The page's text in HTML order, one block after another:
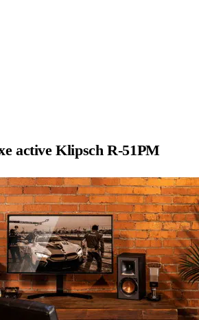
active Klipsch R-51PM